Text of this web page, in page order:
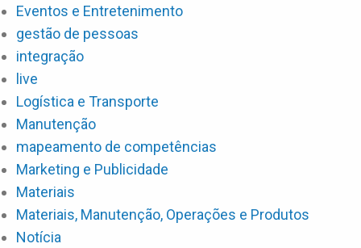
Eventos e Entretenimento
gestão de pessoas
integração
live
Logística e Transporte
Manutenção
mapeamento de competências
Marketing e Publicidade
Materiais
Materiais, Manutenção, Operações e Produtos
Notícia